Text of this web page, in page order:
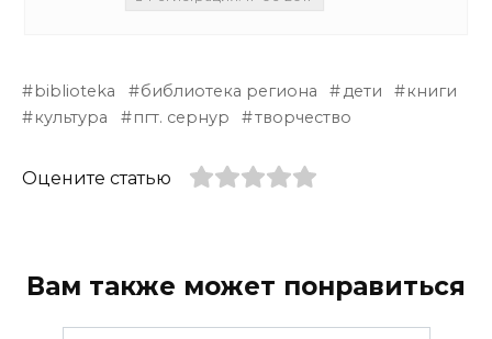
biblioteka библиотека региона дети
книги
культура
пгт. сернур творчество
Оцените статью
Вам также может понравиться